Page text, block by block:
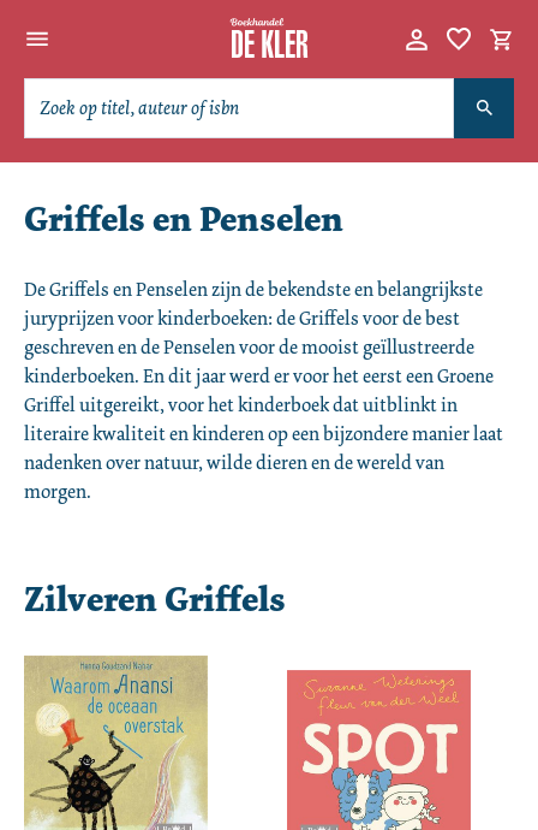
Griffels en Penselen
De Griffels en Penselen zijn de bekendste en belangrijkste
juryprijzen voor kinderboeken: de Griffels voor de best
geschreven en de Penselen voor de mooist geïllustreerde
kinderboeken. En dit jaar werd er voor het eerst een Groene
Griffel uitgereikt, voor het kinderboek dat uitblinkt in
literaire kwaliteit en kinderen op een bijzondere manier laat
nadenken over natuur, wilde dieren en de wereld van
morgen.
Zilveren Griffels